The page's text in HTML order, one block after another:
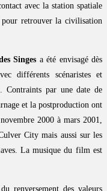
avec la station spatiale
retrouver la civilisation
Singes a été envisagé dès
différents scénaristes et
Contraints par une date de
et la postproduction ont
2000 à mars 2001,
City mais aussi sur les
La musique du film est
renversement des valeurs